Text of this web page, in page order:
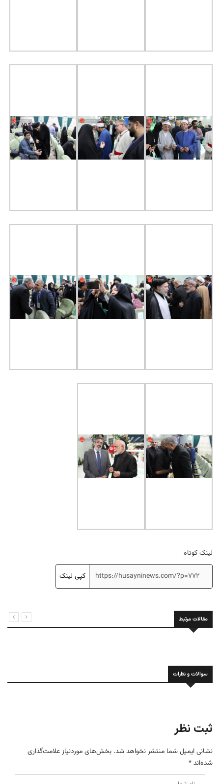
لینک کوتاه
کپی لینک
مقالات مرتبط
سوالات و نظرات
ثبت نظر
نشانی ایمیل شما منتشر نخواهد شد. بخش‌های موردنیاز علامت‌گذاری
شده‌اند*